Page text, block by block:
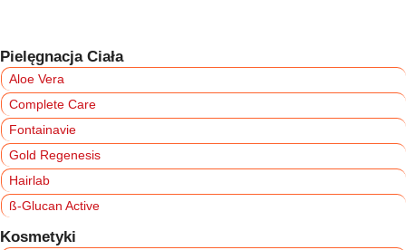
Pielęgnacja Ciała
Aloe Vera
Complete Care
Fontainavie
Gold Regenesis
Hairlab
ß-Glucan Active
Kosmetyki